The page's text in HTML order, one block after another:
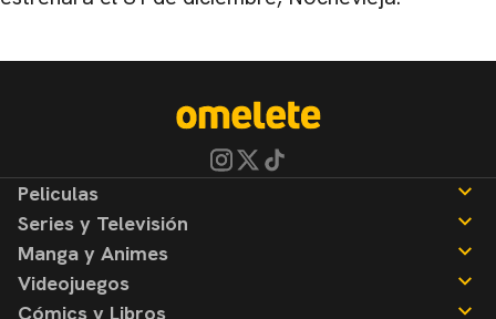
Peliculas
Noticias
Reseñas
Series y Televisión
Noticias
Reseñas
Manga y Animes
Noticias
Videojuegos
Cómics y Libros